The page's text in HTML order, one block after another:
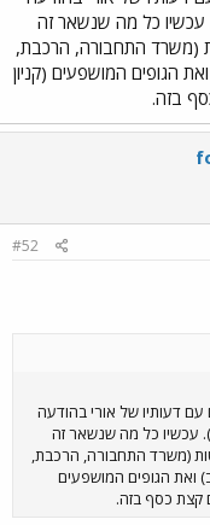
בעיר. ג. הקמת קו
החייל, קניון איילון
מזרח (עד רשי
בני ברק.
כל מה שנשאר זה
(משרד התחבורה, הרכבת,
הגופים המושפעים (קניון
בזה.
#52
עם דעותיו של אורי בהודעה
עכשיו כל מה שנשאר זה
(משרד התחבורה, הרכבת,
ואת הגופים המושפעים
קצת כסף בזה.